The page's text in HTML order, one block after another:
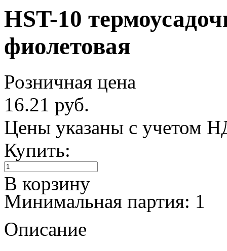
HST-10
фиолетовая
Розничная цена
16.21 руб.
Цены указаны с учетом
Купить:
В корзину
Минимальная партия: 1
Описание